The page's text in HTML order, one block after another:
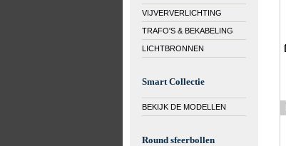
VIJVERVERLICHTING
TRAFO'S & BEKABELING
LICHTBRONNEN
Smart Collectie
BEKIJK DE MODELLEN
Round sfeerbollen